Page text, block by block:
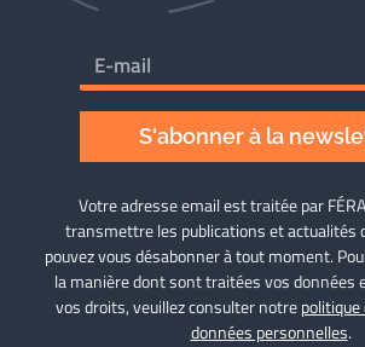
S'abonner à la
Votre adresse email est traitée par
transmettre les publications et actualités
pouvez vous désabonner à tout moment.
la manière dont sont traitées vos données
vos droits, veuillez consulter notre
données personnelles.